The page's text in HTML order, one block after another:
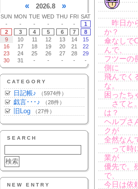
« 2026.8 »
SUN MON TUE WED THU FRI SAT
-
- - - - -
1
2
3 4 5 6 7
8
9
10 11 12 13 14
15
16
17 18 19 20 21
22
23
24 25 26 27 28
29
30
31 - - - - -
CATEGORY
日記帳♪ （5974件）
戯言･･･♪ （28件）
旧Log （27件）
SEARCH
NEW ENTRY
昨日か
か？
傘なしで
んで、
フツーの
側に
飛んでく
な。
困ったち
さてと
は？
ヘルプさ
クが
全然なん
って時
業が
優先で。
で、
今日は依